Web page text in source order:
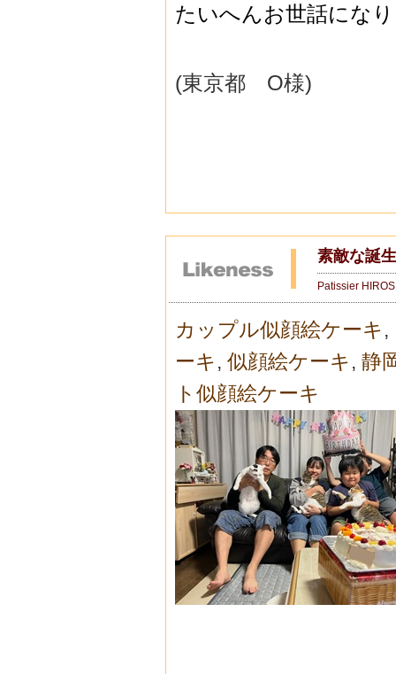
たいへんお世話にな
(東京都 O様)
素敵な誕
Patissier
カップル似顔絵ケーキ ,
ーキ , 似顔絵ケーキ , 静
ト似顔絵ケーキ